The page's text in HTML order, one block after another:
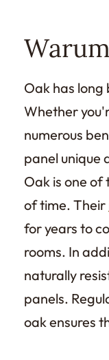
Oak has
Whether
numerous
panel unique
Oak is one
of time. Their
for years to
rooms. In
naturally
panels.
oak ensures